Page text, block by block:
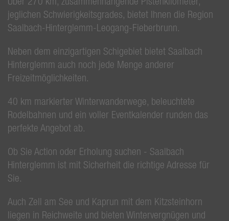
jeglichen Schwierigkeitsgrades, bietet Ihnen die Region
Saalbach-Hinterglemm-Leogang-Fieberbrunn.
Neben dem einzigartigen Schigebiet bietet Saalbach
Hinterglemm auch noch jede Menge anderer
Freizeitmöglichkeiten.
40 km markierter Winterwanderwege, beleuchtete
Rodelbahnen und ein voller Eventkalender runden das
perfekte Angebot ab.
Ob Sie Action oder Erholung suchen - Saalbach
Hinterglemm ist mit Sicherheit die richtige Adresse für
Sie.
Auch Zell am See und Kaprun mit dem Kitzsteinhorn
liegen in Reichweite und bieten Wintervergnügen und